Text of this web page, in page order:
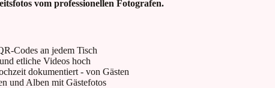
vom professionellen Fotografen.
Codes an jedem Tisch
etliche Videos hoch
dokumentiert - von Gästen
und Alben mit Gästefotos